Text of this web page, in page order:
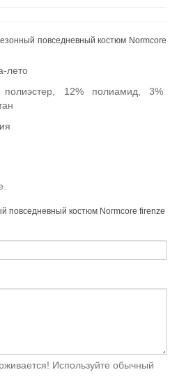
повседневный костюм Normcore
лето
полиэстер, 12% полиамид, 3%
повседневный костюм Normcore firenze
Используйте обычный